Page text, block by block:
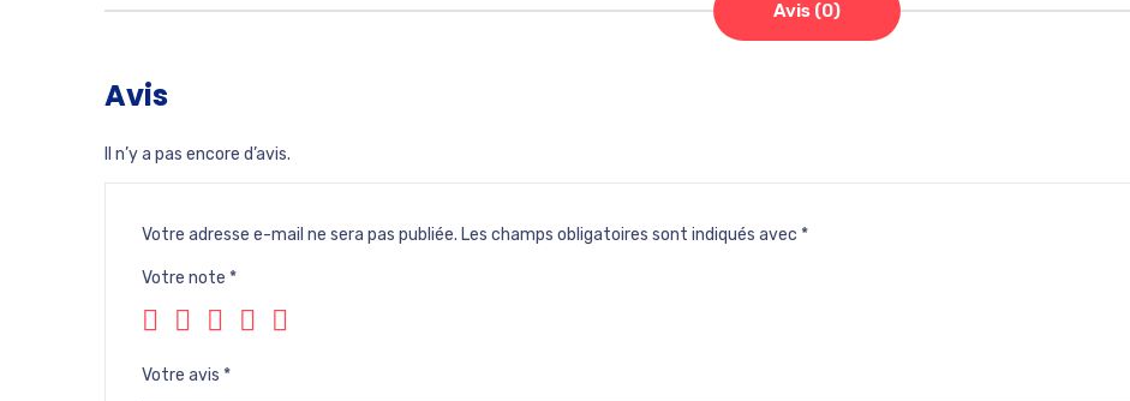
Avis (0)
Avis
Il n’y a pas encore d’avis.
Votre adresse e-mail ne sera pas publiée. Les champs obligatoires sont indiqués avec *
Votre note *
Votre avis *